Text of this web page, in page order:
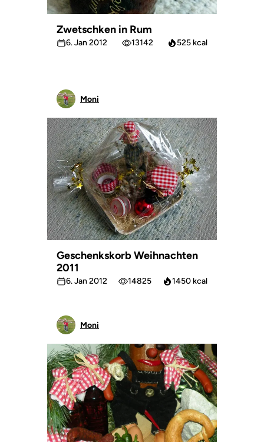
Zwetschken in Rum
6. Jan 2012 13142 525 kcal
Moni
Geschenkskorb Weihnachten
2011
6. Jan 2012 14825 1450 kcal
Moni